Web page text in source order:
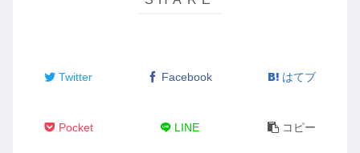
Twitter Facebook はてブ
Pocket LINE コピー